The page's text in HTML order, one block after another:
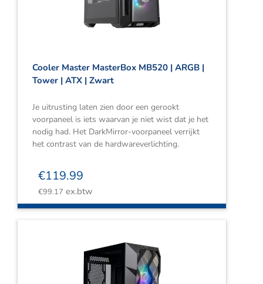
Cooler Master MasterBox MB520 | ARGB |
Tower | ATX | Zwart
Je uitrusting laten zien door een gerookt
voorpaneel is iets waarvan je niet wist dat je het
nodig had. Het DarkMirror-voorpaneel verrijkt
het contrast van de hardwareverlichting.
€119.99
€99.17 ex.btw